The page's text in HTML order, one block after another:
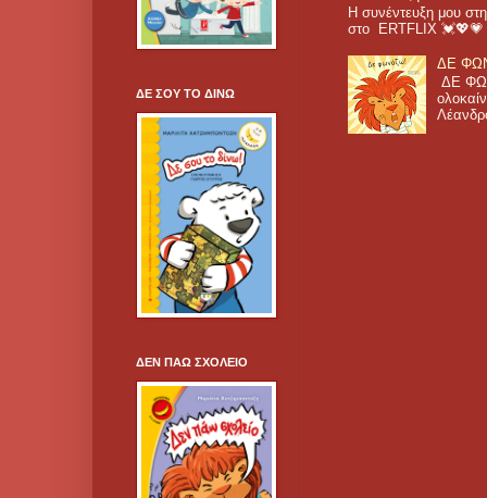
Η συνέντευξη μου
στο ERTFLIX
ΔΕ
ΔΕ
ΔΕ ΣΟΥ ΤΟ ΔΙΝΩ
ΔΕΝ ΠΑΩ ΣΧΟΛΕΙΟ